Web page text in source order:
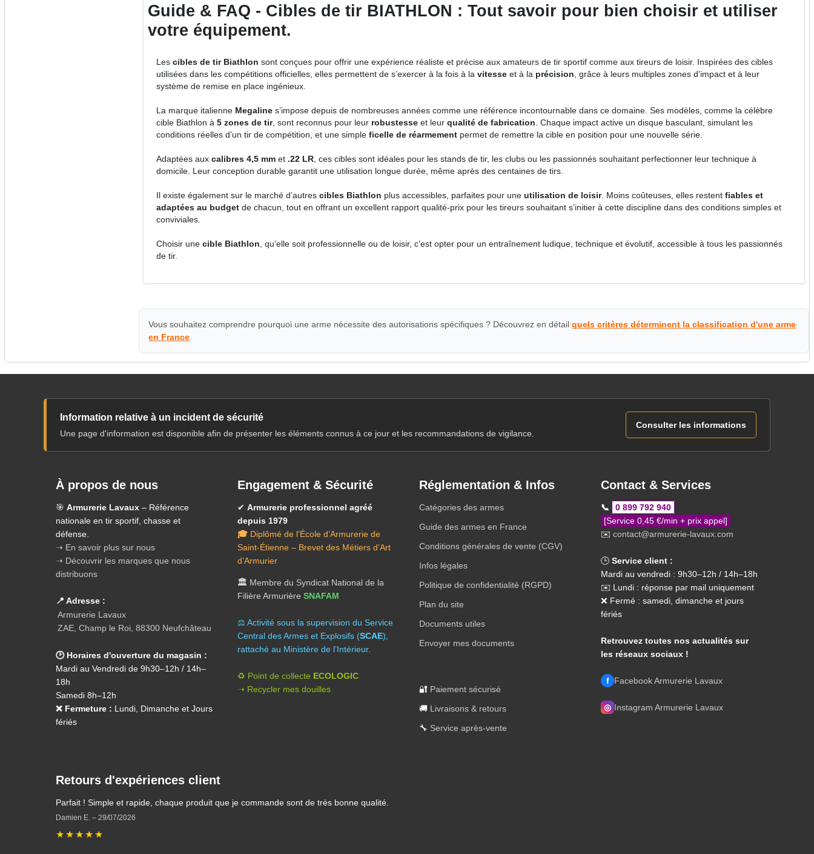
Guide & FAQ - Cibles de tir BIATHLON : Tout savoir pour bien choisir et utiliser
votre équipement.
Les cibles de tir Biathlon sont conçues pour offrir une expérience réaliste et précise aux amateurs de tir sportif comme aux tireurs de loisir. Inspirées des cibles
utilisées dans les compétitions officielles, elles permettent de s’exercer à la fois à la vitesseet à la précision , grâce à leurs multiples zones d’impact et à leur
système de remise en place ingénieux.
La marque italienne Megalines’impose depuis de nombreuses années comme une référence incontournable dans ce domaine. Ses modèles, comme la célèbre
cible Biathlon à 5 zones de tir, sont reconnus pour leur robustesseet leur qualité de fabrication . Chaque impact active un disque basculant, simulant les
conditions réelles d’un tir de compétition, et une simple ficelle de réarmementpermet de remettre la cible en position pour une nouvelle série.
Adaptées aux calibres 4,5 mmet .22 LR, ces cibles sont idéales pour les stands de tir, les clubs ou les passionnés souhaitant perfectionner leur technique à
domicile. Leur conception durable garantit une utilisation longue durée, même après des centaines de tirs.
Il existe également sur le marché d’autres cibles Biathlon plus accessibles, parfaites pour une utilisation de loisir. Moins coûteuses, elles restent fiables et
adaptées au budgetde chacun, tout en offrant un excellent rapport qualité-prix pour les tireurs souhaitant s’initier à cette discipline dans des conditions simples et
conviviales.
Choisir une cible Biathlon , qu’elle soit professionnelle ou de loisir, c’est opter pour un entraînement ludique, technique et évolutif, accessible à tous les passionnés
de tir.
Vous souhaitez comprendre pourquoi une arme nécessite des autorisations spécifiques ? Découvrez en détailquels critères déterminent la classification d'une arme
en France
Information relative à un incident de sécurité
Une page d'information est disponible afin de présenter les éléments connus à ce jour et les recommandations de vigilance.
Consulter les informations
À propos de nous
🎯 Armurerie Lavaux – Référence
nationale en tir sportif, chasse et
défense.
➝ En savoir plus sur nous
➝ Découvrir les marques que nous
distribuons
📍 Adresse :
Armurerie Lavaux
ZAE, Champ le Roi, 88300 Neufchâteau
🕑 Horaires d'ouverture du magasin :
Mardi au Vendredi de 9h30–12h / 14h–
18h
Samedi 8h–12h
❌ Fermeture : Lundi, Dimanche et Jours
fériés
Engagement & Sécurité
✔ Armurerie professionnel agréé
depuis 1979
🎓 Diplômé de l’École d’Armurerie de
Saint-Étienne – Brevet des Métiers d’Art
d’Armurier
🏛️ Membre du Syndicat National de la
Filière Armurière SNAFAM
⚖️ Activité sous la supervision du Service
Central des Armes et Explosifs (SCAE),
rattaché au Ministère de l’Intérieur.
♻️ Point de collecte ECOLOGIC
➝ Recycler mes douilles
Réglementation & Infos
Catégories des armes
Guide des armes en France
Conditions générales de vente (CGV)
Infos légales
Politique de confidentialité (RGPD)
Plan du site
Documents utiles
Envoyer mes documents
🔐 Paiement sécurisé
🚚 Livraisons & retours
🔧 Service après-vente
Contact & Services
📞
0 899 792 940
[Service 0,45 €/min + prix appel]
✉️ contact@armurerie-lavaux.com
🕒 Service client :
Mardi au vendredi : 9h30–12h / 14h–18h
✉️ Lundi : réponse par mail uniquement
❌ Fermé : samedi, dimanche et jours
fériés
Retrouvez toutes nos actualités sur
les réseaux sociaux !
f Facebook Armurerie Lavaux
◎ Instagram Armurerie Lavaux
Retours d'expériences client
Parfait ! Simple et rapide, chaque produit que je commande sont de très bonne qualité.
Damien E. – 29/07/2026
★ ★ ★ ★ ★